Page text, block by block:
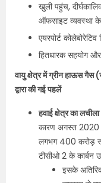
खुली पहुंच,
ऑफसाइट व्यवस्था के
एयरपोर्ट
हितधारक सहयोग
वायु क्षेत्र में ग्रीन हाऊस गैस
द्वारा की गई पहलें
हवाई क्षेत्र का
कारण अगस्त 2020
लगभग 400 करोड़
टीसीओ 2 के कार्बन
इसके